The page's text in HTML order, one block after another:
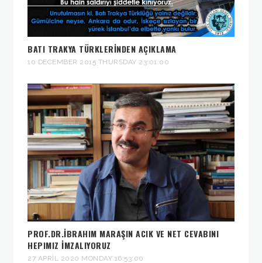
BATI TRAKYA TÜRKLERINDEN AÇIKLAMA
10 DECEMBER 2015 THURSDAY 23:01:00
PROF.DR.İBRAHIM MARAŞIN ACIK VE NET CEVABINI
HEPIMIZ İMZALIYORUZ
27 APRIL 2020 MONDAY 16:53:00